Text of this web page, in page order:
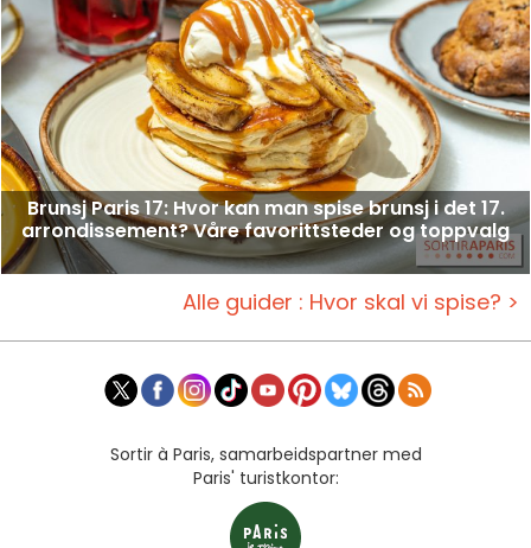
Brunsj Paris 17: Hvor kan man spise brunsj i det 17.
arrondissement? Våre favorittsteder og toppvalg
Alle guider : Hvor skal vi spise? >
Sortir à Paris, samarbeidspartner med
Paris' turistkontor: